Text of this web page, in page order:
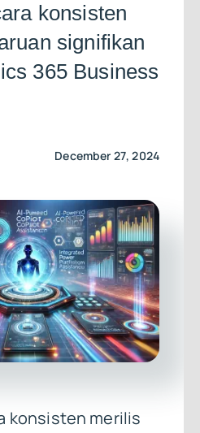
konsisten
signifikan
365 Business
December 27, 2024
konsisten merilis